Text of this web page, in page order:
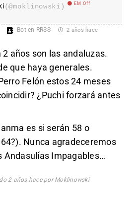
(@moklinowski) EM Off
Bot en RRSS 2 años hace
2 años son las andaluzas.
que haya generales.
Felón estos 24 meses
¿Puchi forzará antes
es si serán 58 o
Nunca agradeceremos
Andasulías Impagables…
2 años hace por Moklinowski